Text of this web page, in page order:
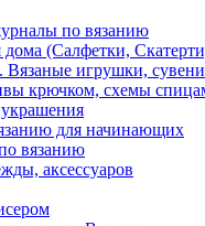
по вязанию
дома (Салфетки,
игрушки,
крючком, схемы
для начинающих
вязанию
аксессуаров